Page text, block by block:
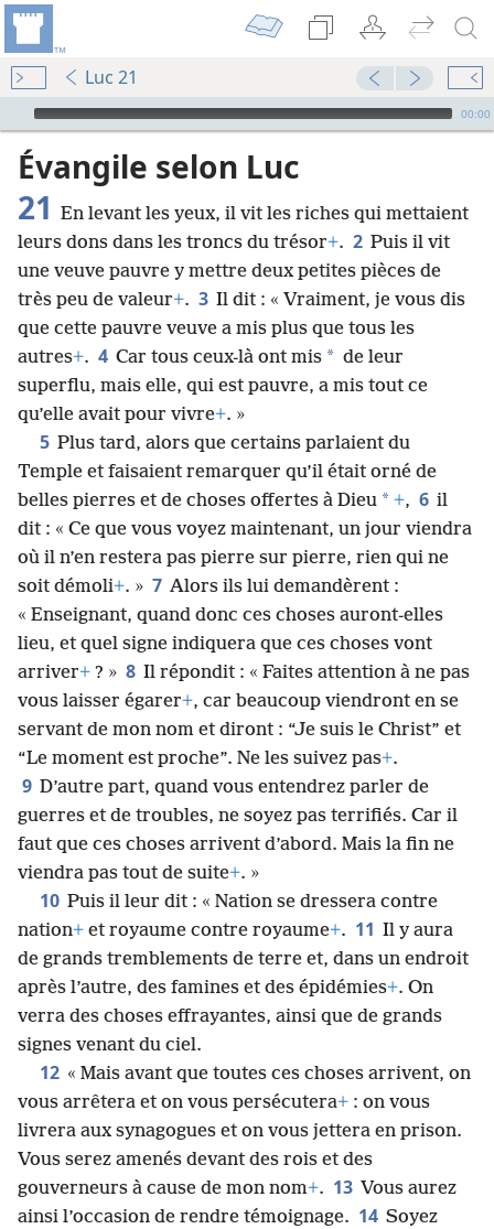
Luc 21
Audio Player
00:00
Évangile selon Luc
21 En levant les yeux, il vit les riches qui mettaient
leurs dons dans les troncs du trésor+. 2 Puis il vit
une veuve pauvre y mettre deux petites pièces de
très peu de valeur+. 3 Il dit : « Vraiment, je vous dis
que cette pauvre veuve a mis plus que tous les
autres+. 4 Car tous ceux-là ont mis * de leur
superflu, mais elle, qui est pauvre, a mis tout ce
qu’elle avait pour vivre+. »
5 Plus tard, alors que certains parlaient du
Temple et faisaient remarquer qu’il était orné de
belles pierres et de choses offertes à Dieu * +, 6 il
dit : « Ce que vous voyez maintenant, un jour viendra
où il n’en restera pas pierre sur pierre, rien qui ne
soit démoli+. » 7 Alors ils lui demandèrent :
« Enseignant, quand donc ces choses auront-elles
lieu, et quel signe indiquera que ces choses vont
arriver+ ? » 8 Il répondit : « Faites attention à ne pas
vous laisser égarer+, car beaucoup viendront en se
servant de mon nom et diront : “Je suis le Christ” et
“Le moment est proche”. Ne les suivez pas+.
9 D’autre part, quand vous entendrez parler de
guerres et de troubles, ne soyez pas terrifiés. Car il
faut que ces choses arrivent d’abord. Mais la fin ne
viendra pas tout de suite+. »
10 Puis il leur dit : « Nation se dressera contre
nation+ et royaume contre royaume+. 11 Il y aura
de grands tremblements de terre et, dans un endroit
après l’autre, des famines et des épidémies+. On
verra des choses effrayantes, ainsi que de grands
signes venant du ciel.
12 « Mais avant que toutes ces choses arrivent, on
vous arrêtera et on vous persécutera+ : on vous
livrera aux synagogues et on vous jettera en prison.
Vous serez amenés devant des rois et des
gouverneurs à cause de mon nom+. 13 Vous aurez
ainsi l’occasion de rendre témoignage. 14 Soyez